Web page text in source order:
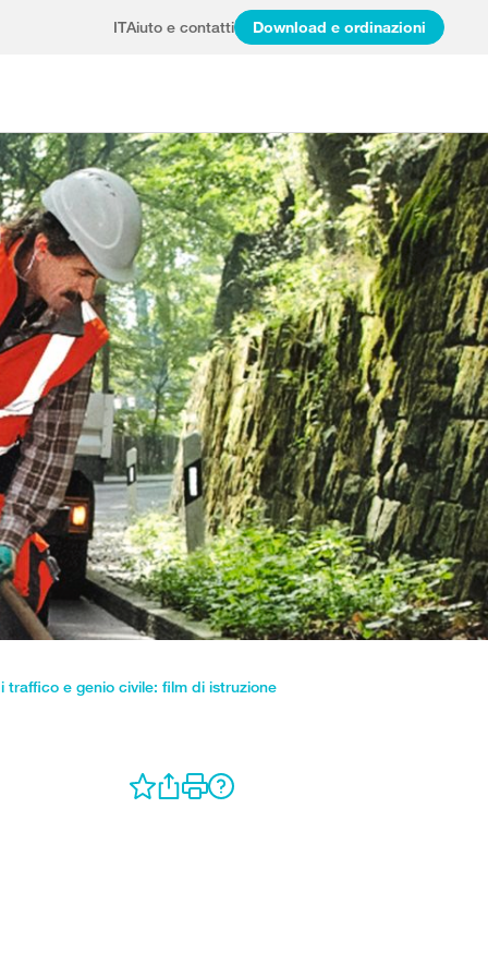
ITAiuto e contatti Download e ordinazioni
traffico e genio civile: film di istruzione